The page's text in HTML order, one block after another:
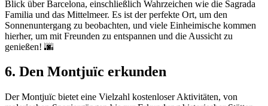
Blick über Barcelona, einschließlich Wahrzeichen wie die Sagrada
Familia und das Mittelmeer. Es ist der perfekte Ort, um den
Sonnenuntergang zu beobachten, und viele Einheimische kommen
hierher, um mit Freunden zu entspannen und die Aussicht zu
genießen! 🌆
6. Den Montjuïc erkunden
Der Montjuïc bietet eine Vielzahl kostenloser Aktivitäten, von